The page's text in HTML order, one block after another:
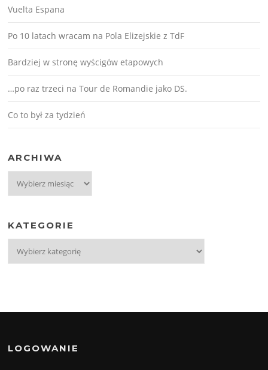
Vuelta Espana
Po 10 latach wracam na Pola Elizejskie z TdF
Bardziej w stronę wyścigów etapowych
…po raz trzeci na Tour de Romandie jako DS.
Co to był za tydzień
ARCHIWA
KATEGORIE
LOGOWANIE